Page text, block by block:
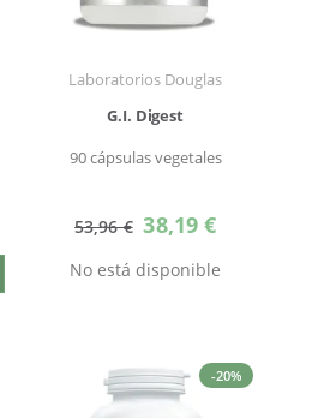
Laboratorios Douglas
G.I. Digest
90 cápsulas vegetales
53,96 € Precio
especial
38,19 €
No está disponible
-20%